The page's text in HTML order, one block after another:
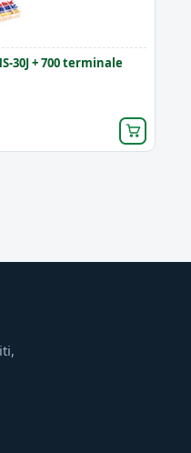
30J + 700 terminale